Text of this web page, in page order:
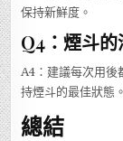
保持新鮮度。
Q4：煙斗
A4：建議每次用後
持煙斗的最佳狀態。
總結